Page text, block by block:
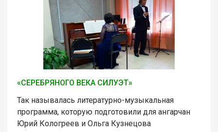
«СЕРЕБРЯНОГО ВЕКА СИЛУЭТ»
Так называлась литературно-музыкальная
программа, которую подготовили для ангарчан
Юрий Кологреев и Ольга Кузнецова